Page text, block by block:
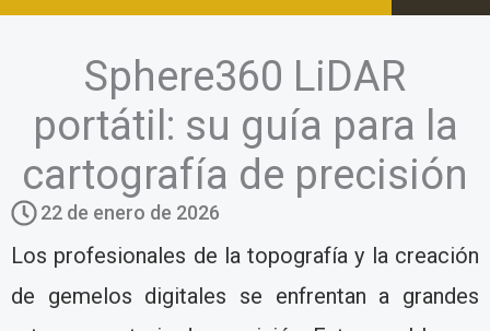
Sphere360 LiDAR
portátil: su guía para la
cartografía de precisión
22 de enero de 2026
Los profesionales de la topografía y la creación
de gemelos digitales se enfrentan a grandes